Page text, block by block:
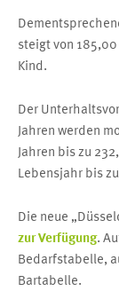
steigt von
Kind.
Der
Jahren werden
Jahren bis zu
Lebensjahr bis
Die neue
zur Verfügung.
Bedarfstabelle,
Bartabelle.